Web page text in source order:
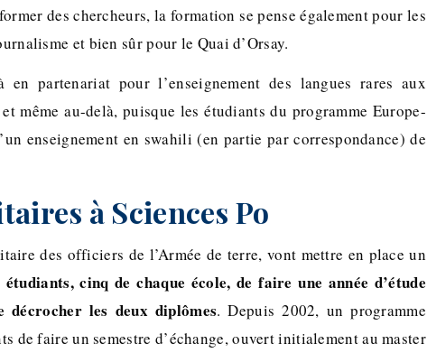
des chercheurs, la formation se pense également pour les
et bien sûr pour le Quai d’Orsay.
partenariat pour l’enseignement des langues rares aux
même au-delà, puisque les étudiants du programme Europe-
enseignement en swahili (en partie par correspondance) de
à Sciences Po
des officiers de l’Armée de terre, vont mettre en place un
cinq de chaque école, de faire une année d’étude
décrocher les deux diplômes. Depuis 2002, un programme
de faire un semestre d’échange, ouvert initialement au master